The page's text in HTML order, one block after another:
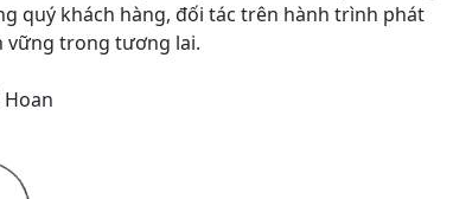
quý khách hàng, đối tác trên hành trình phát
vững trong tương lai.
Hoan